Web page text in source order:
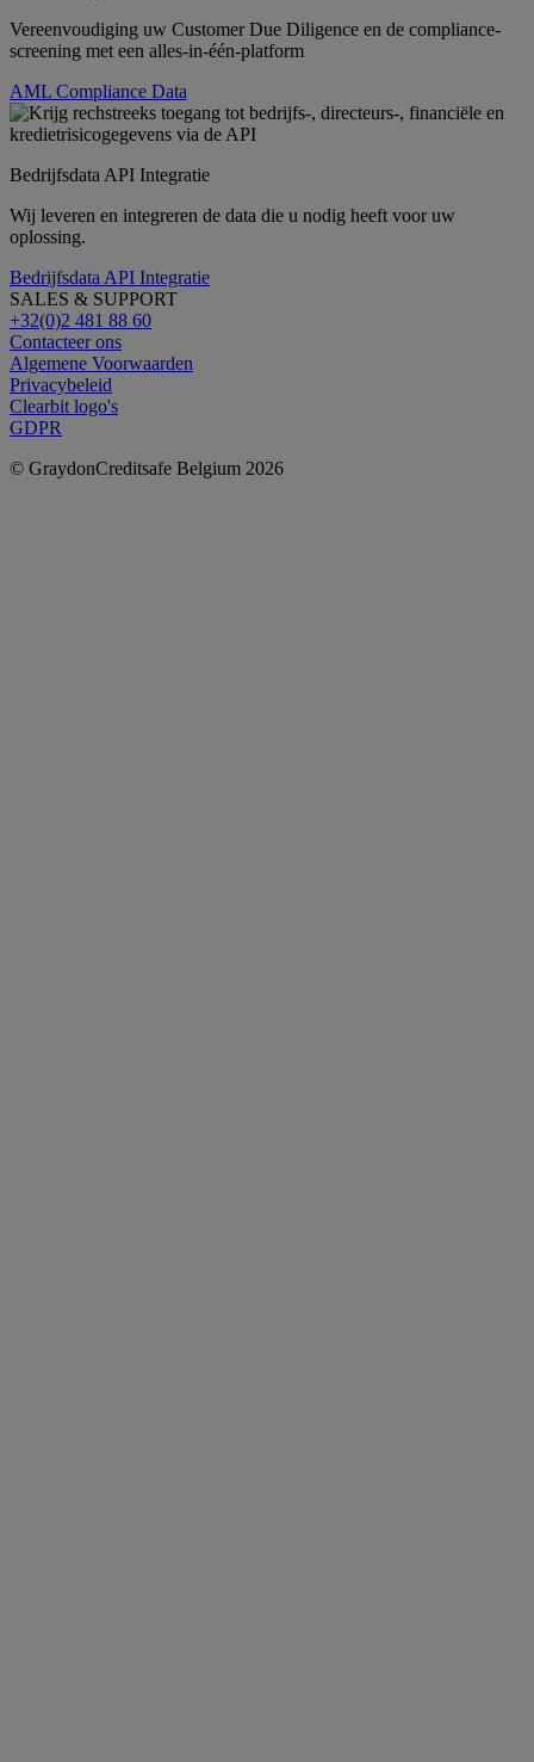
Vereenvoudiging uw Customer Due Diligence en de compliance-
screening met een alles-in-één-platform
AML Compliance Data
Bedrijfsdata API Integratie
Wij leveren en integreren de data die u nodig heeft voor uw
oplossing.
Bedrijfsdata API Integratie
SALES & SUPPORT
+32(0)2 481 88 60
Contacteer ons
Algemene Voorwaarden
Privacybeleid
Clearbit logo's
GDPR
© GraydonCreditsafe Belgium 2026